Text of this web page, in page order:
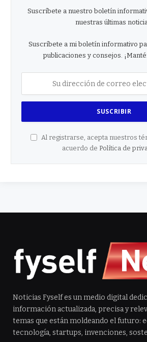
Suscríbete a nuestro boletín
nuestras últimas
Suscríbete a mi boletín informativo
publicaciones y consejos.
Al registrarse, acepta nuestros
acuerdo de Política de
Noticias Fyself es un medio digital
información actualizada, precisa y
temas que están moldeando el futuro:
tecnología, startups, invenciones,